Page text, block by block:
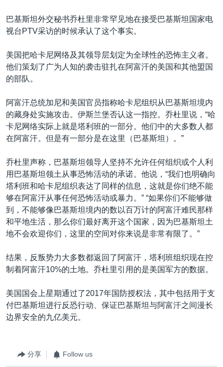
关注西藏
GEN Z 看美国
巴基斯坦外交秘书乔杜里非常罕见地在接受巴基斯坦国家电
视台PTV采访的时候承认了这个事实。
美国把哈卡尼网络及其领导层划定为全球性的恐怖主义者。
他们策划了广为人知的袭击驻扎在阿富汗的美国和其他盟国
的部队。
阿富汗总统加尼和美国官员指称哈卡尼组织从巴基斯坦境内
的藏身处实施攻击。伊斯兰堡否认这一指控。乔杜里说，“哈
卡尼网络实际上就是塔利班的一部分。他们中的大多数人都
在阿富汗。但是有一部分是在这里（巴基斯坦）。”
乔杜里声称，巴基斯坦领导人坚持不允许任何组织或个人利
用巴基斯坦领土从事恐怖活动的承诺。他说，“我们也明确向
塔利班和哈卡尼组织表达了同样的信息，这就是你们绝不能
够在阿富汗从事任何恐怖活动或暴力。” “如果你们不能够做
到，不能够像巴基斯坦境内的数以百万计的阿富汗难民那样
和平地生活，那么你们最好离开这个国家，因为巴基斯坦土
地不会欢迎你们，这里的空间对你来说是非常有限了。”
结果，反叛势力大多数都返回了阿富汗，塔利班组织现在控
制着阿富汗10%的土地。乔杜里引用的是美国军方的数据。
美国国会上星期通过了2017年国防授权法，其中包括用于支
付巴基斯坦进行反恐行动、保证巴基斯坦与阿富汗之间漫长
边界安全的九亿美元。
分享 Follow us